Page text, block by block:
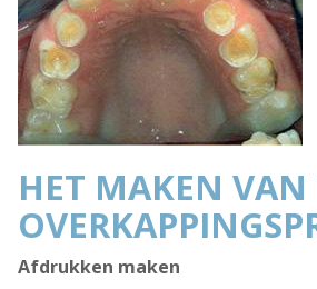
HET MAKEN VAN
Afdrukken maken